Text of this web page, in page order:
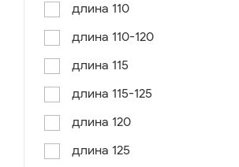
длина 110
длина 110-120
длина 115
длина 115-125
длина 120
длина 125